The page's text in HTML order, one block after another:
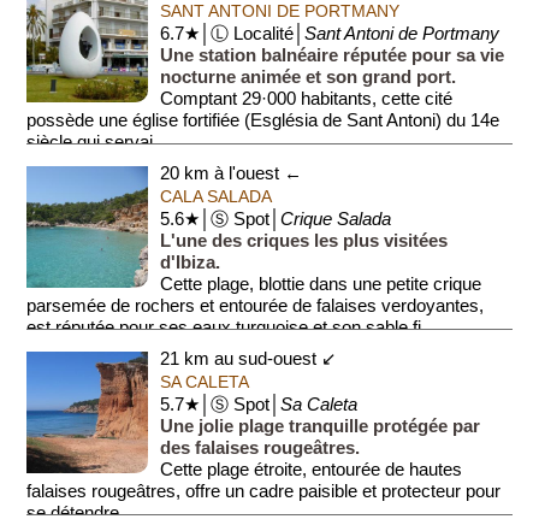
SANT ANTONI DE PORTMANY
6.7★│Ⓛ Localité│Sant Antoni de Portmany
Une station balnéaire réputée pour sa vie
nocturne animée et son grand port.
Comptant 29·000 habitants, cette cité
possède une église fortifiée (Església de Sant Antoni) du 14e
siècle qui servai...
20 km à l'ouest ←
CALA SALADA
5.6★│Ⓢ Spot│Crique Salada
L'une des criques les plus visitées
d'Ibiza.
Cette plage, blottie dans une petite crique
parsemée de rochers et entourée de falaises verdoyantes,
est réputée pour ses eaux turquoise et son sable fi...
21 km au sud-ouest ↙
SA CALETA
5.7★│Ⓢ Spot│Sa Caleta
Une jolie plage tranquille protégée par
des falaises rougeâtres.
Cette plage étroite, entourée de hautes
falaises rougeâtres, offre un cadre paisible et protecteur pour
se détendre.